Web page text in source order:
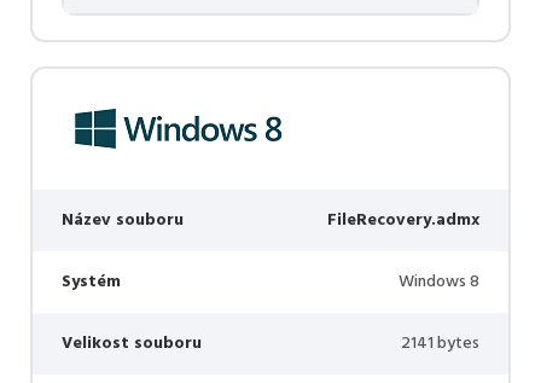
Název souboru FileRecovery.admx
Systém Windows 8
Velikost souboru 2141 bytes